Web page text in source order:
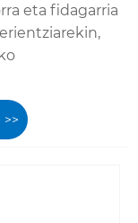
eta fidagarria